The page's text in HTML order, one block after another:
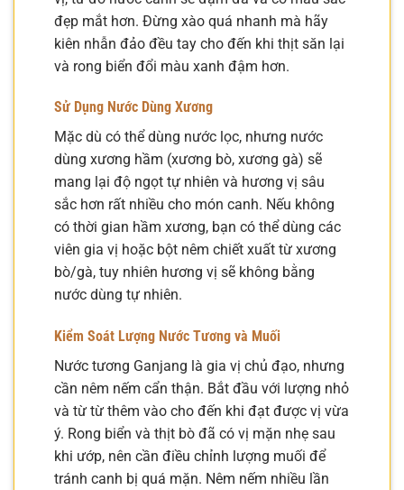
đẹp mắt hơn. Đừng xào quá nhanh mà hãy
kiên nhẫn đảo đều tay cho đến khi thịt săn lại
và rong biển đổi màu xanh đậm hơn.
Sử Dụng Nước Dùng Xương
Mặc dù có thể dùng nước lọc, nhưng nước
dùng xương hầm (xương bò, xương gà) sẽ
mang lại độ ngọt tự nhiên và hương vị sâu
sắc hơn rất nhiều cho món canh. Nếu không
có thời gian hầm xương, bạn có thể dùng các
viên gia vị hoặc bột nêm chiết xuất từ xương
bò/gà, tuy nhiên hương vị sẽ không bằng
nước dùng tự nhiên.
Kiểm Soát Lượng Nước Tương và Muối
Nước tương Ganjang là gia vị chủ đạo, nhưng
cần nêm nếm cẩn thận. Bắt đầu với lượng nhỏ
và từ từ thêm vào cho đến khi đạt được vị vừa
ý. Rong biển và thịt bò đã có vị mặn nhẹ sau
khi ướp, nên cần điều chỉnh lượng muối để
tránh canh bị quá mặn. Nêm nếm nhiều lần